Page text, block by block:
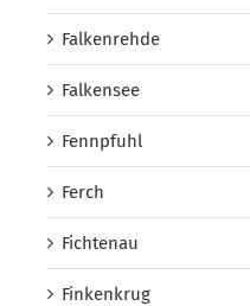
Falkenrehde
Falkensee
Fennpfuhl
Ferch
Fichtenau
Finkenkrug